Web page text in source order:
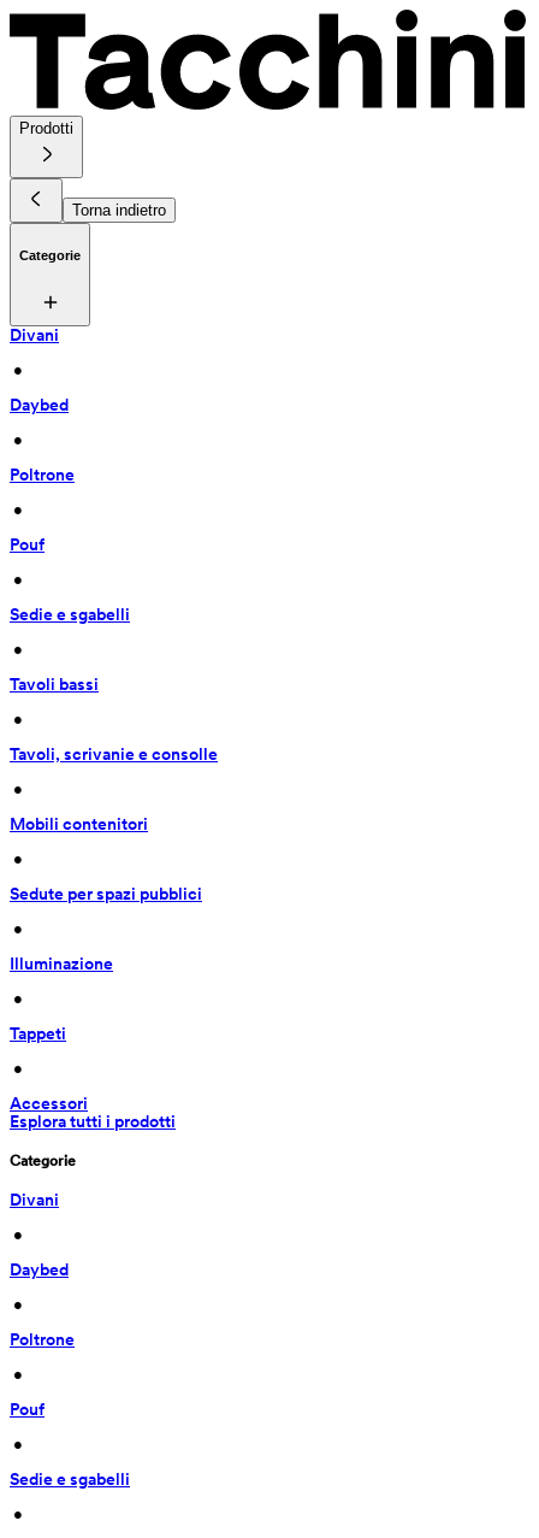
Prodotti
Torna indietro
Categorie
Divani
•
Daybed
•
Poltrone
•
Pouf
•
Sedie e sgabelli
•
Tavoli bassi
•
Tavoli, scrivanie e consolle
•
Mobili contenitori
•
Sedute per spazi pubblici
•
Illuminazione
•
Tappeti
•
Accessori
Esplora tutti i prodotti
Categorie
Divani
•
Daybed
•
Poltrone
•
Pouf
•
Sedie e sgabelli
•